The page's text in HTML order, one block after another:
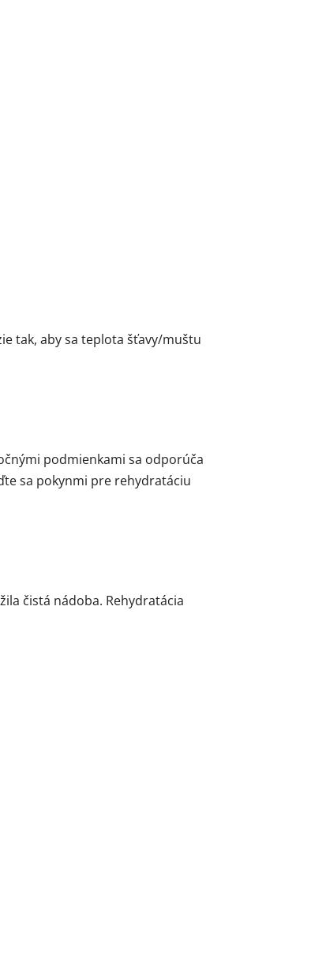
tak, aby sa teplota šťavy/muštu
podmienkami sa odporúča
sa pokynmi pre rehydratáciu
čistá nádoba. Rehydratácia